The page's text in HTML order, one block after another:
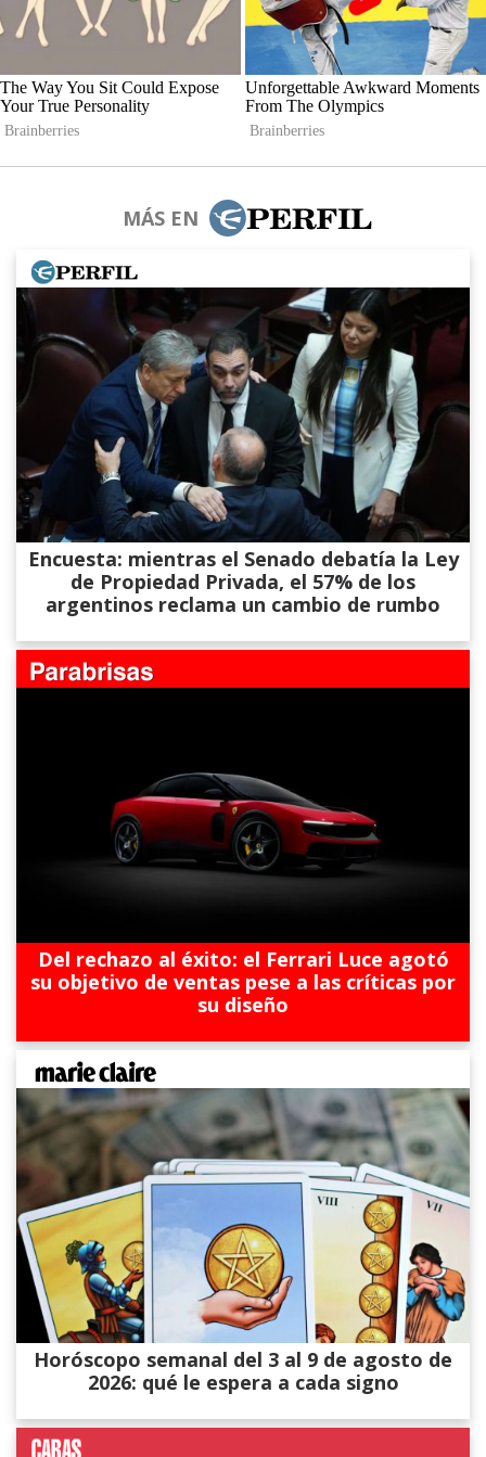
MÁS EN
Encuesta: mientras el Senado debatía la Ley
de Propiedad Privada, el 57% de los
argentinos reclama un cambio de rumbo
Del rechazo al éxito: el Ferrari Luce agotó
su objetivo de ventas pese a las críticas por
su diseño
Horóscopo semanal del 3 al 9 de agosto de
2026: qué le espera a cada signo